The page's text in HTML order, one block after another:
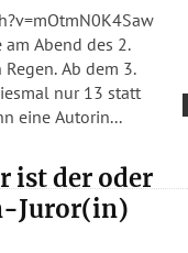
Abend des 2.
Ab dem 3.
nur 13 statt
und Autoren. Denn eine Autorin...
ist der oder
Juror(in)